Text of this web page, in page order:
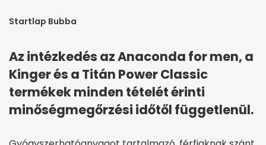
Startlap Bubba
Az intézkedés az Anaconda for men, a
Kinger és a Titán Power Classic
termékek minden tételét érinti
minőségmegőrzési időtől függetlenül.